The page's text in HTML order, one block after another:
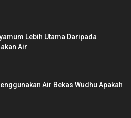
Lebih Utama Daripada
Air
Air Bekas Wudhu Apakah